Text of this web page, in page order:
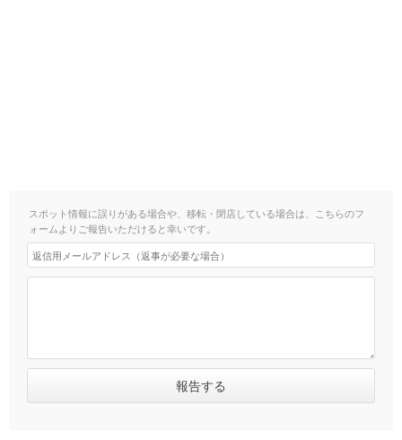
スポット情報に誤りがある場合や、移転・閉店している場合は、こちらのフ
ォームよりご報告いただけると幸いです。